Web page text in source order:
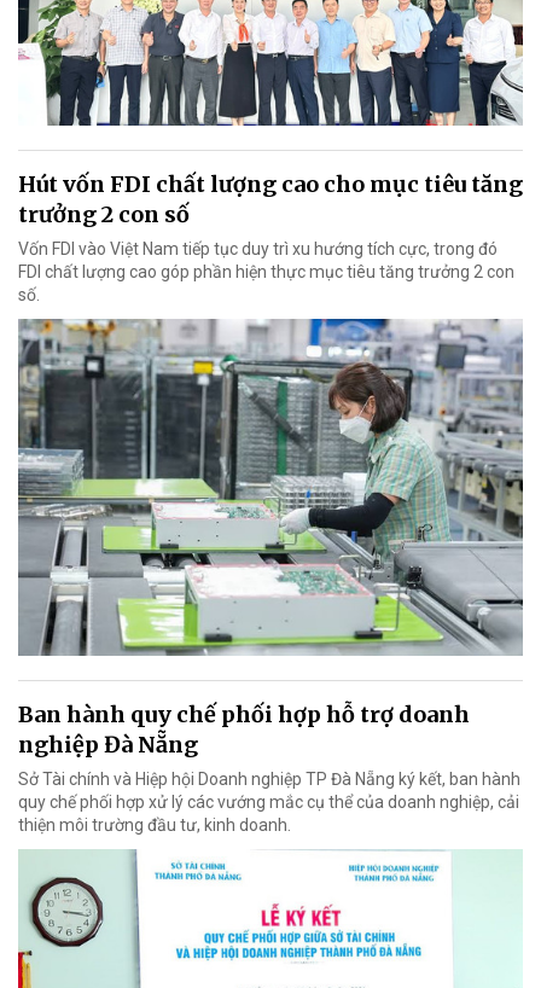
Hút vốn FDI chất lượng cao cho mục tiêu tăng
trưởng 2 con số
Vốn FDI vào Việt Nam tiếp tục duy trì xu hướng tích cực, trong đó
FDI chất lượng cao góp phần hiện thực mục tiêu tăng trưởng 2 con
số.
Ban hành quy chế phối hợp hỗ trợ doanh
nghiệp Đà Nẵng
Sở Tài chính và Hiệp hội Doanh nghiệp TP Đà Nẵng ký kết, ban hành
quy chế phối hợp xử lý các vướng mắc cụ thể của doanh nghiệp, cải
thiện môi trường đầu tư, kinh doanh.